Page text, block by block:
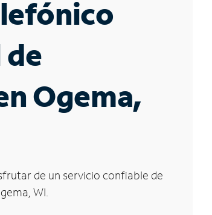
Ogema,
de un servicio confiable de
WI.